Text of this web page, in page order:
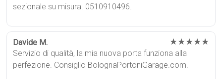
sezionale su misura. 0510910496.
Davide M. ★★★★★
Servizio di qualità, la mia nuova porta funziona alla
perfezione. Consiglio BolognaPortoniGarage.com.